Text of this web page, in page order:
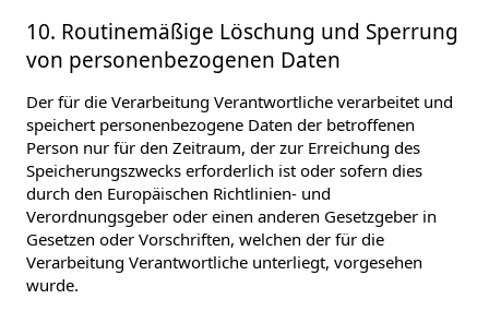
10. Routinemäßige Löschung und Sperrung
von personenbezogenen Daten
Der für die Verarbeitung Verantwortliche verarbeitet und
speichert personenbezogene Daten der betroffenen
Person nur für den Zeitraum, der zur Erreichung des
Speicherungszwecks erforderlich ist oder sofern dies
durch den Europäischen Richtlinien- und
Verordnungsgeber oder einen anderen Gesetzgeber in
Gesetzen oder Vorschriften, welchen der für die
Verarbeitung Verantwortliche unterliegt, vorgesehen
wurde.